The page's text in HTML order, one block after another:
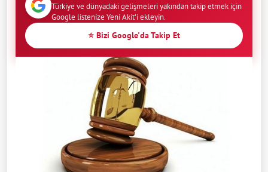
Türkiye ve dünyadaki gelişmeleri yakından takip etmek için
Google listenize Yeni Akit'i ekleyin.
⭐ Bizi Google'da Takip Et